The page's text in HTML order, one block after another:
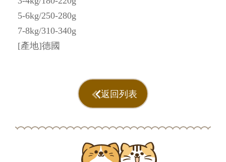
5-6kg/250-280g
7-8kg/310-340g
[產地]德國
返回列表